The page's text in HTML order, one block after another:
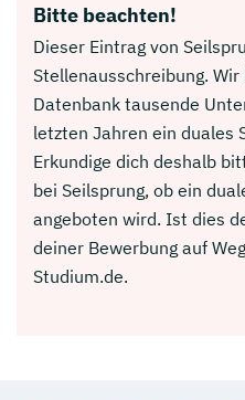
Bitte beachten!
Dieser Eintrag von
Stellenausschreibung.
Datenbank tausende
letzten Jahren ein duales
Erkundige dich deshalb
bei Seilsprung, ob ein
angeboten wird. Ist dies
deiner Bewerbung auf
Studium.de.